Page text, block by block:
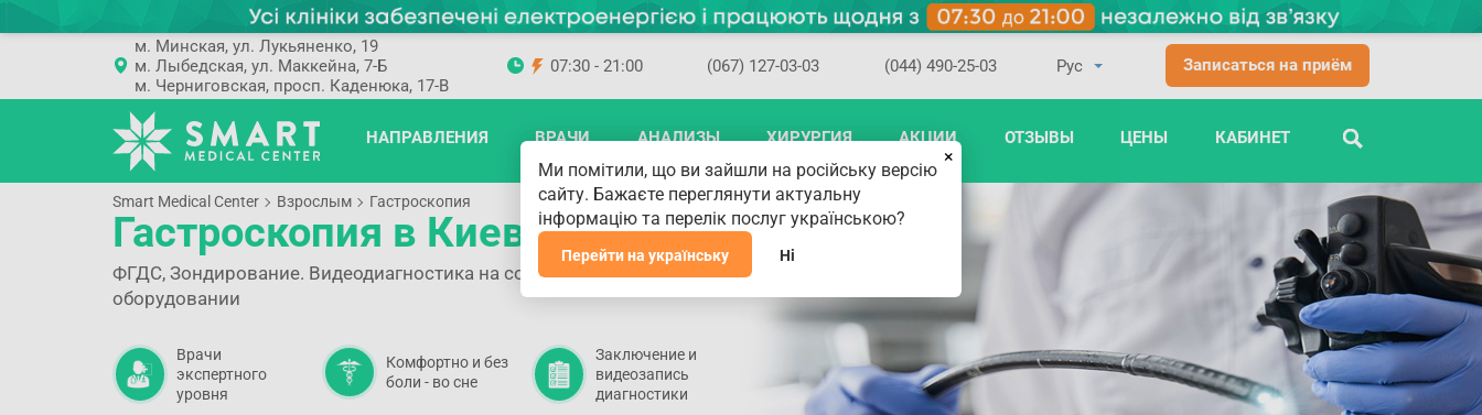
ПОИСК
м. Минская, ул. Лукьяненко, 19
м. Лыбедская, ул. Маккейна, 7-Б
м. Черниговская, просп. Каденюка, 17-В
07:30 - 21:00 (067) 127-03-03 (044) 490-25-03 Записаться на приём
НАПРАВЛЕНИЯ ВРАЧИ АНАЛИЗЫ ХИРУРГИЯ АКЦИИ ОТЗЫВЫ ЦЕНЫ КАБИНЕТ
Smart Medical Center Взрослым Гастроскопия
Гастроскопия в Киеве
ФГДС, Зондирование. Видеодиагностика на современном
оборудовании
Врачи
экспертного
уровня
Комфортно и без
боли - во сне
Заключение и
видеозапись
диагностики
×
Ми помітили, що ви зайшли на російську версію
сайту. Бажаєте переглянути актуальну
інформацію та перелік послуг українською?
Перейти на українську Ні